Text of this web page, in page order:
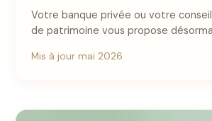
Votre banque privée ou votre
de patrimoine vous propose
Mis à jour mai 2026